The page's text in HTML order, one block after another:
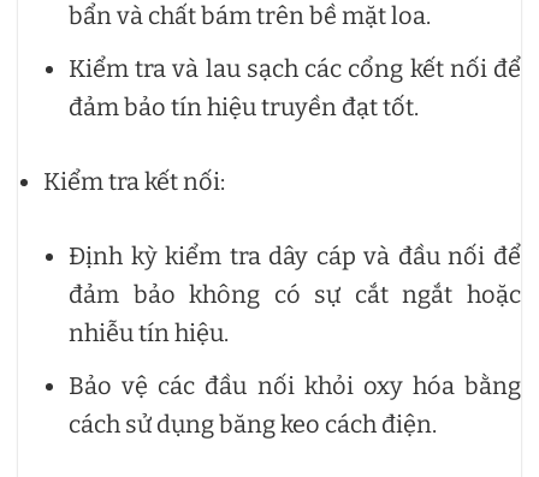
bẩn và chất bám trên bề mặt loa.
Kiểm tra và lau sạch các cổng kết nối để
đảm bảo tín hiệu truyền đạt tốt.
Kiểm tra kết nối:
Định kỳ kiểm tra dây cáp và đầu nối để
đảm bảo không có sự cắt ngắt hoặc
nhiễu tín hiệu.
Bảo vệ các đầu nối khỏi oxy hóa bằng
cách sử dụng băng keo cách điện.